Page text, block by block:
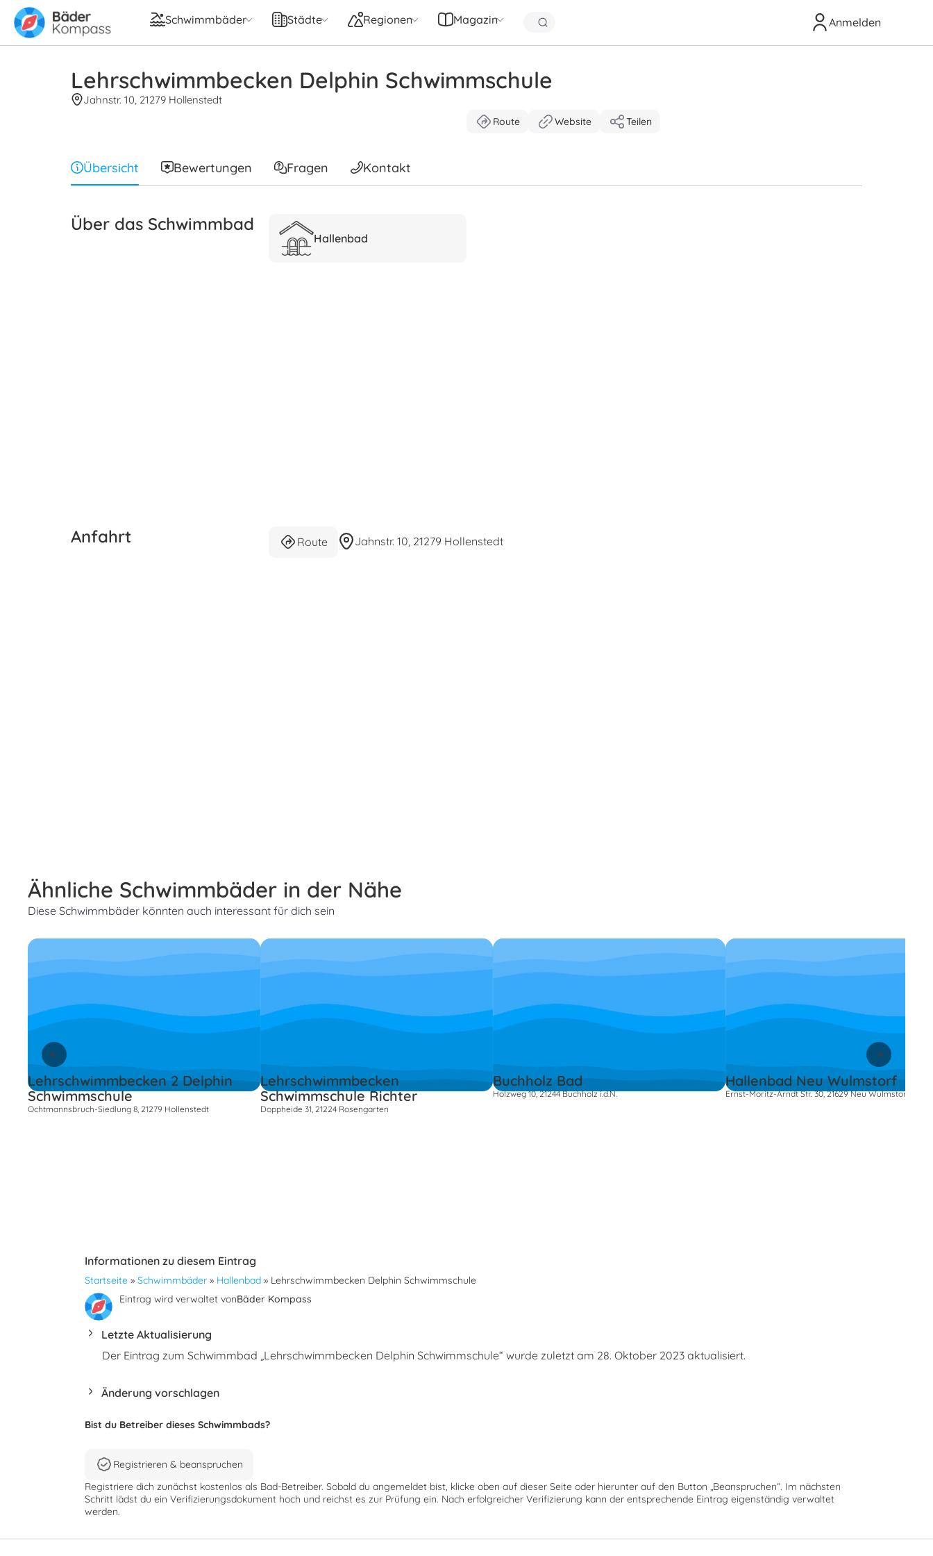
Schwimmbäder Städte Regionen Magazin Anmelden
Lehrschwimmbecken Delphin Schwimmschule
Jahnstr. 10, 21279 Hollenstedt
Route Website Teilen
Übersicht Bewertungen Fragen Kontakt
Über das Schwimmbad
Hallenbad
Anfahrt Route Jahnstr. 10, 21279 Hollenstedt
Ähnliche Schwimmbäder in der Nähe
Diese Schwimmbäder könnten auch interessant für dich sein
Lehrschwimmbecken 2 Delphin
Schwimmschule
Ochtmannsbruch-Siedlung 8, 21279 Hollenstedt
Lehrschwimmbecken
Schwimmschule Richter
Doppheide 31, 21224 Rosengarten
Buchholz Bad
Holzweg 10, 21244 Buchholz i.d.N.
Hallenbad Neu Wulmstorf
Ernst-Moritz-Arndt Str. 30, 21629 Neu Wulmstorf
Informationen zu diesem Eintrag
Startseite » Schwimmbäder » Hallenbad » Lehrschwimmbecken Delphin Schwimmschule
Eintrag wird verwaltet vonBäder Kompass
Letzte Aktualisierung
Der Eintrag zum Schwimmbad „Lehrschwimmbecken Delphin Schwimmschule“ wurde zuletzt am 28. Oktober 2023 aktualisiert.
Änderung vorschlagen
Bist du Betreiber dieses Schwimmbads?
Registrieren & beanspruchen
Registriere dich zunächst kostenlos als Bad-Betreiber. Sobald du angemeldet bist, klicke oben auf dieser Seite oder hierunter auf den Button „Beanspruchen“. Im nächsten
Schritt lädst du ein Verifizierungsdokument hoch und reichst es zur Prüfung ein. Nach erfolgreicher Verifizierung kann der entsprechende Eintrag eigenständig verwaltet
werden.